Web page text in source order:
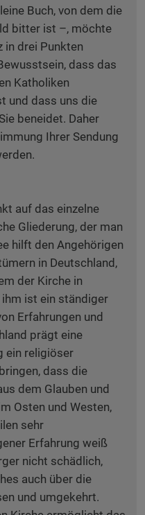
Buch, von dem die
bitter ist –, möchte
in drei Punkten
dass das
Katholiken
und dass uns die
beneidet. Daher
Ihrer Sendung
auf das einzelne
Gliederung, der man
hilft den Angehörigen
in Deutschland,
der Kirche in
ihm ist ein ständiger
Erfahrungen und
prägt eine
ein religiöser
dass die
dem Glauben und
Osten und Westen,
sehr
Erfahrung weiß
nicht schädlich,
auch über die
und umgekehrt.